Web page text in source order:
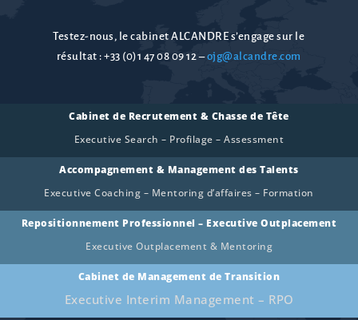
Testez-nous, le cabinet ALCANDRE s’engage sur le
résultat :+33 (0)1 47 08 09 12–ojg@alcandre.com
Cabinet de Recrutement & Chasse de Tête
Executive Search – Profilage – Assessment
Accompagnement & Management des Talents
Executive Coaching – Mentoring d’affaires – Formation
Repositionnement Professionnel – Executive Outplacement
Executive Outplacement & Mentoring
Cabinet de Management de Transition
Executive Interim Management – RPO